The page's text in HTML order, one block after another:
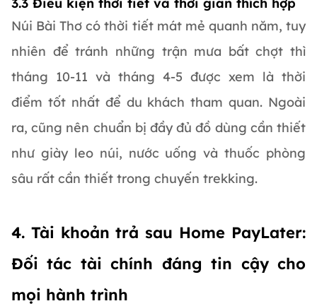
3.3 Điều kiện thời tiết và thời gian thích hợp
Núi Bài Thơ có thời tiết mát mẻ quanh năm, tuy
nhiên để tránh những trận mưa bất chợt thì
tháng 10-11 và tháng 4-5 được xem là thời
điểm tốt nhất để du khách tham quan. Ngoài
ra, cũng nên chuẩn bị đầy đủ đồ dùng cần thiết
như giày leo núi, nước uống và thuốc phòng
sâu rất cần thiết trong chuyến trekking.
4. Tài khoản trả sau Home PayLater:
Đối tác tài chính đáng tin cậy cho
mọi hành trình